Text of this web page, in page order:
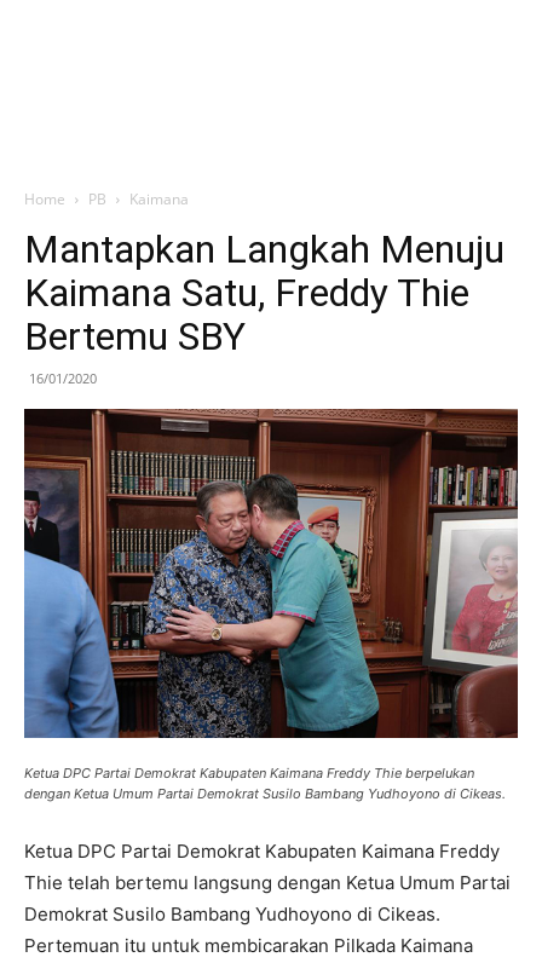
Home PB Kaimana
Mantapkan Langkah Menuju
Kaimana Satu, Freddy Thie
Bertemu SBY
16/01/2020
Ketua DPC Partai Demokrat Kabupaten Kaimana Freddy Thie berpelukan
dengan Ketua Umum Partai Demokrat Susilo Bambang Yudhoyono di Cikeas.
Ketua DPC Partai Demokrat Kabupaten Kaimana Freddy
Thie telah bertemu langsung dengan Ketua Umum Partai
Demokrat Susilo Bambang Yudhoyono di Cikeas.
Pertemuan itu untuk membicarakan Pilkada Kaimana